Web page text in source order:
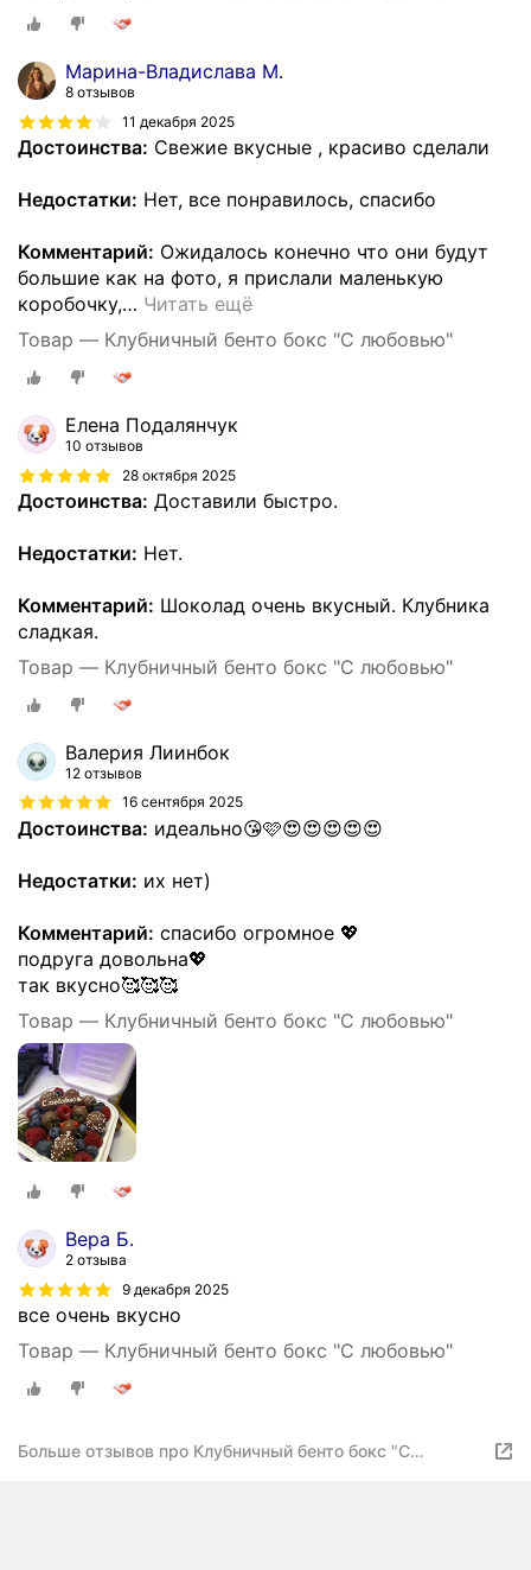
Марина-Владислава М.
8 отзывов
11 декабря 2025
Достоинства: Свежие вкусные , красиво сделали
Недостатки: Нет, все понравилось, спасибо
Комментарий: Ожидалось конечно что они будут
большие как на фото, я прислали маленькую
коробочку,… Читать ещё
Товар — Клубничный бенто бокс "С любовью"
Елена Подалянчук
10 отзывов
28 октября 2025
Достоинства: Доставили быстро.
Недостатки: Нет.
Комментарий: Шоколад очень вкусный. Клубника
сладкая.
Товар — Клубничный бенто бокс "С любовью"
Валерия Лиинбок
12 отзывов
16 сентября 2025
Достоинства: идеально😘🩷😍😍😍😍😍
Недостатки: их нет)
Комментарий: спасибо огромное 💖
подруга довольна💖
так вкусно🥰🥰🥰
Товар — Клубничный бенто бокс "С любовью"
Вера Б.
2 отзыва
9 декабря 2025
все очень вкусно
Товар — Клубничный бенто бокс "С любовью"
Больше отзывов про Клубничный бенто бокс "С